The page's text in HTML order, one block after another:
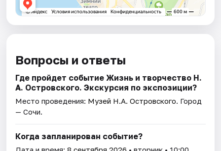
Вопросы и ответы
Где пройдет событие Жизнь и творчество Н.
А. Островского. Экскурсия по экспозиции?
Место проведения: Музей Н.А. Островского. Город
— Сочи.
Когда запланирован событие?